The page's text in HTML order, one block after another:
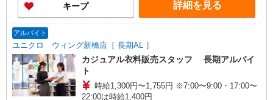
キープ 詳細を見る
アルバイト
ユニクロ ウィング新橋店［ 長期AL ］
カジュアル衣料販売スタッフ 長期アルバイ
ト
時給1,300円〜1,755円 ※7:00〜9:00・17:00〜
22:00は時給1,400円